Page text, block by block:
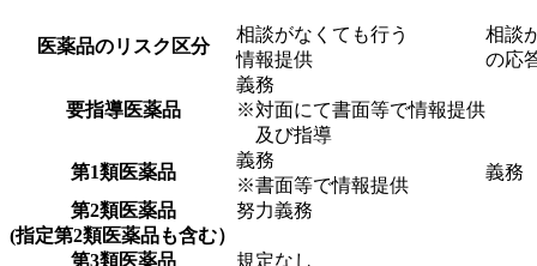
医薬品のリスク区分
相談がなくても行う
情報提供
相談
の応
要指導医薬品
義務
※対面にて書面等で情報提供
及び指導
義務
第1類医薬品
義務
※書面等で情報提供
第2類医薬品
(指定第2類医薬品も含む）
努力義務
第3類医薬品 規定なし